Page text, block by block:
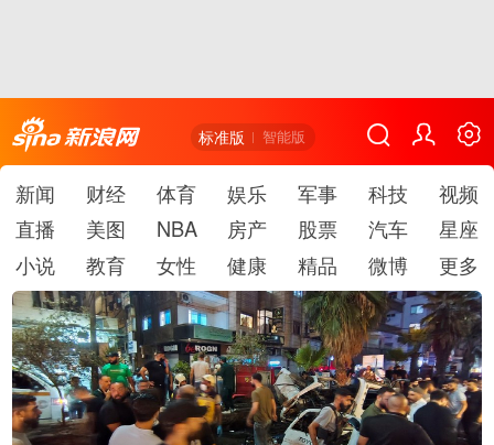
标准版 智能版
新闻 财经 体育 娱乐 军事 科技
视频
直播
美图 NBA 房产 股票 汽车
星座
小说
教育 女性 健康 精品 微博 更多